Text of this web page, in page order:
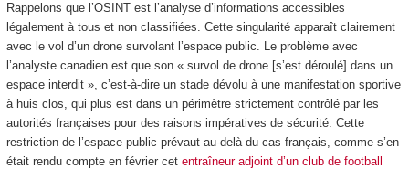
Rappelons que l’OSINT est l’analyse d’informations accessibles
légalement à tous et non classifiées. Cette singularité apparaît clairement
avec le vol d’un drone survolant l’espace public. Le problème avec
l’analyste canadien est que son « survol de drone [s’est déroulé] dans un
espace interdit », c’est-à-dire un stade dévolu à une manifestation sportive
à huis clos, qui plus est dans un périmètre strictement contrôlé par les
autorités françaises pour des raisons impératives de sécurité. Cette
restriction de l’espace public prévaut au-delà du cas français, comme s’en
était rendu compte en février cet entraîneur adjoint d’un club de football